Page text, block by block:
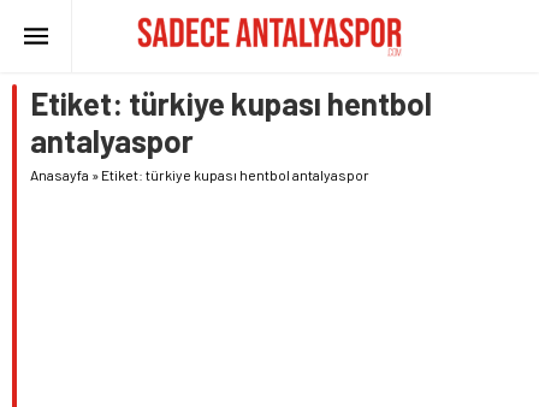
Etiket: türkiye kupası hentbol
antalyaspor
Anasayfa » Etiket: türkiye kupası hentbol antalyaspor